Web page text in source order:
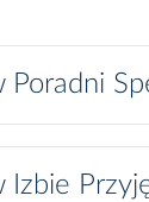
Poradni
Izbie